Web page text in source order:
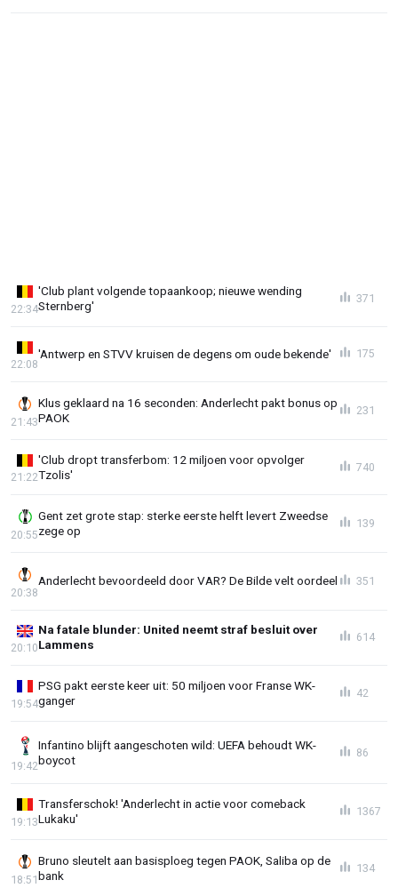
'Club plant volgende topaankoop; nieuwe wending
Sternberg'
22:34
371
'Antwerp en STVV kruisen de degens om oude bekende'
22:08
175
Klus geklaard na 16 seconden: Anderlecht pakt bonus op
PAOK
21:43
231
'Club dropt transferbom: 12 miljoen voor opvolger
Tzolis'
21:22
740
Gent zet grote stap: sterke eerste helft levert Zweedse
zege op
20:55
139
Anderlecht bevoordeeld door VAR? De Bilde velt oordeel
20:38
351
Na fatale blunder: United neemt straf besluit over
Lammens
20:10
614
PSG pakt eerste keer uit: 50 miljoen voor Franse WK-
ganger
19:54
42
Infantino blijft aangeschoten wild: UEFA behoudt WK-
boycot
19:42
86
Transferschok! 'Anderlecht in actie voor comeback
Lukaku'
19:13
1367
Bruno sleutelt aan basisploeg tegen PAOK, Saliba op de
bank
18:51
134